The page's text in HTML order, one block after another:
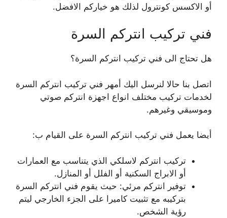
أو الاكسس كونترول لذلك هو خياركم الافضل.
فني تركيب انتركم السرة
هل تحتاج الى فني تركيب انتركم السرة؟
اتصل بنا حالا لنرسل اليك أمهر فني تركيب انتركم السرة
لخدمات تركيب مختلف انواع اجهزة انتركم صوتي
وموسيقي وغيرهم.
أيضا يعمل فني تركيب انتركم السرة على القيام ب:
تركيب انتركم لاسلكي الذي يتناسب مع العمارات
أو الابراج السكنية أو الفلل أو المنازل.
توفير انتركم مرئي: حيث يقوم فني انتركم السرة
بتركيبه مع تثبيت كاميرا على الجزء الخارجي ليتم
رؤية الشخص.